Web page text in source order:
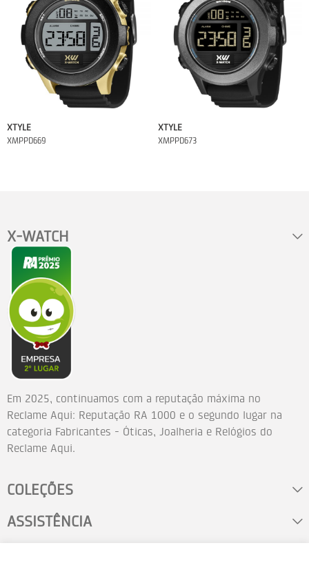
XTYLE
XMPPD669
XTYLE
XMPPD673
X-WATCH
Em 2025, continuamos com a reputação máxima no
Reclame Aqui: Reputação RA 1000 e o segundo lugar na
categoria Fabricantes - Óticas, Joalheria e Relógios do
Reclame Aqui.
COLEÇÕES
ASSISTÊNCIA